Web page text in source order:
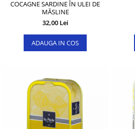
COCAGNE SARDINE ÎN ULEI DE
MĂSLINE
32,00 Lei
ADAUGA IN COS